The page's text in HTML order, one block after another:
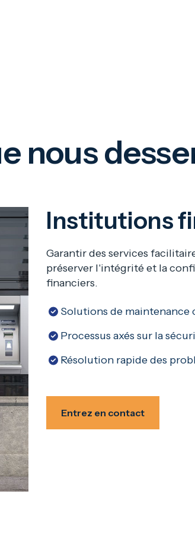
nous
Institutions
Garantir des services
préserver l'intégrité et la
financiers.
Solutions de maintenance
Processus axés sur la
Résolution rapide des
Entrez en contact